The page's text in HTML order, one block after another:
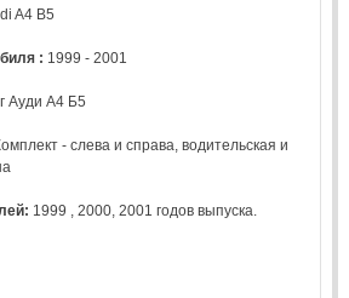
A4 B5
: 1999 - 2001
Ауди А4 Б5
- слева и справа, водительская и
1999 ,2000 ,2001 годов выпуска.